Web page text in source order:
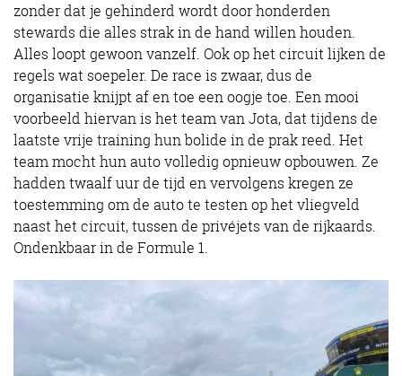
zonder dat je gehinderd wordt door honderden
stewards die alles strak in de hand willen houden.
Alles loopt gewoon vanzelf. Ook op het circuit lijken de
regels wat soepeler. De race is zwaar, dus de
organisatie knijpt af en toe een oogje toe. Een mooi
voorbeeld hiervan is het team van Jota, dat tijdens de
laatste vrije training hun bolide in de prak reed. Het
team mocht hun auto volledig opnieuw opbouwen. Ze
hadden twaalf uur de tijd en vervolgens kregen ze
toestemming om de auto te testen op het vliegveld
naast het circuit, tussen de privéjets van de rijkaards.
Ondenkbaar in de Formule 1.